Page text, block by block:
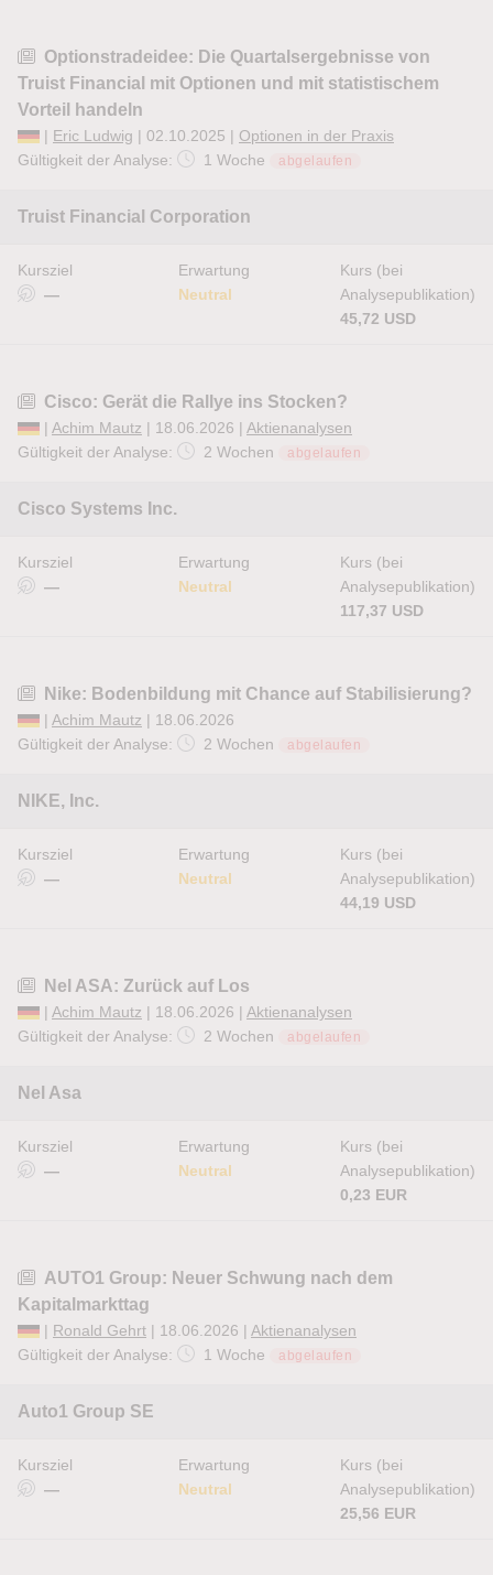
Optionstradeidee: Die Quartalsergebnisse von
Truist Financial mit Optionen und mit statistischem
Vorteil handeln
| Eric Ludwig | 02.10.2025 | Optionen in der Praxis
Gültigkeit der Analyse:
1 Woche abgelaufen
Truist Financial Corporation
Kursziel
—
Erwartung
Neutral
Kurs (bei
Analysepublikation)
45,72 USD
Cisco: Gerät die Rallye ins Stocken?
| Achim Mautz | 18.06.2026 | Aktienanalysen
Gültigkeit der Analyse:
2 Wochen abgelaufen
Cisco Systems Inc.
Kursziel
—
Erwartung
Neutral
Kurs (bei
Analysepublikation)
117,37 USD
Nike: Bodenbildung mit Chance auf Stabilisierung?
| Achim Mautz | 18.06.2026
Gültigkeit der Analyse:
2 Wochen abgelaufen
NIKE, Inc.
Kursziel
—
Erwartung
Neutral
Kurs (bei
Analysepublikation)
44,19 USD
Nel ASA: Zurück auf Los
| Achim Mautz | 18.06.2026 | Aktienanalysen
Gültigkeit der Analyse:
2 Wochen abgelaufen
Nel Asa
Kursziel
—
Erwartung
Neutral
Kurs (bei
Analysepublikation)
0,23 EUR
AUTO1 Group: Neuer Schwung nach dem
Kapitalmarkttag
| Ronald Gehrt | 18.06.2026 | Aktienanalysen
Gültigkeit der Analyse:
1 Woche abgelaufen
Auto1 Group SE
Kursziel
—
Erwartung
Neutral
Kurs (bei
Analysepublikation)
25,56 EUR